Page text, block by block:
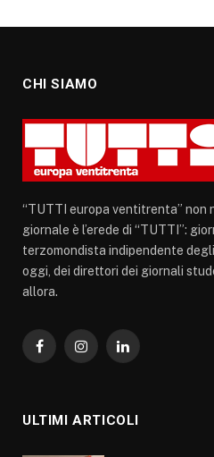
CHI SIAMO
“TUTTI europa ventitrenta” non
giornale è l’erede di “TUTTI”:
terzomondista indipendente degli
oggi, dei direttori dei giornali
allora.
FacebookInstagramLinkedIn
ULTIMI ARTICOLI